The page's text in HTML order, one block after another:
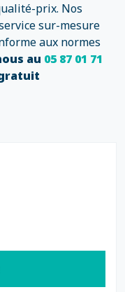
prix. Nos
sur-mesure
aux normes
au 05 87 01 71